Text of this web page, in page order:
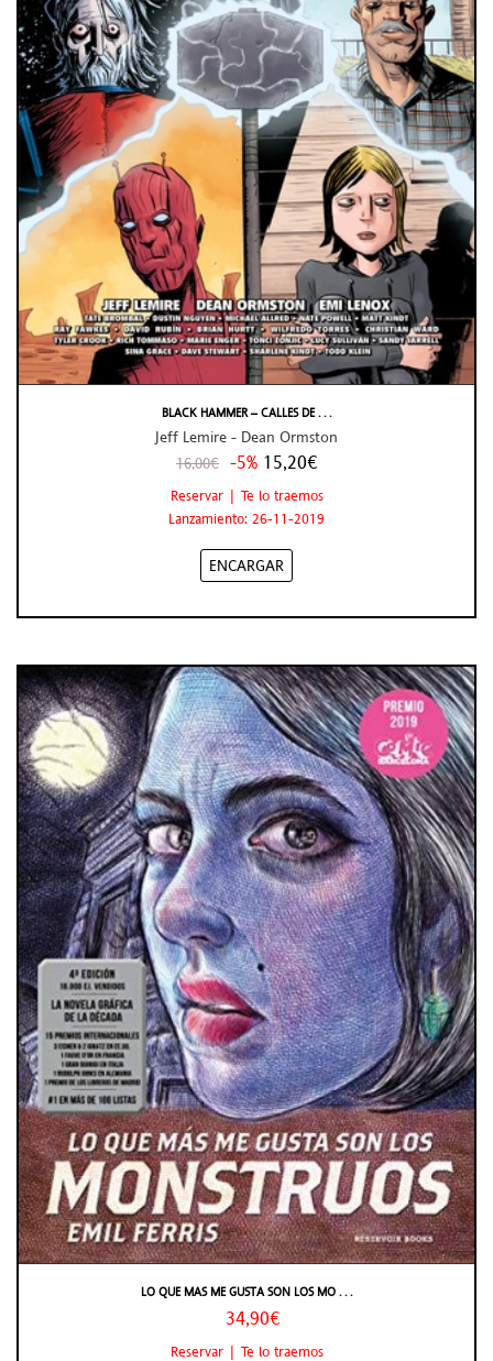
BLACK HAMMER – CALLES DE . . .
Jeff Lemire - Dean Ormston
16,00€ -5% 15,20€
Reservar | Te lo traemos
Lanzamiento: 26-11-2019
ENCARGAR
LO QUE MAS ME GUSTA SON LOS MO . . .
34,90€
Reservar | Te lo traemos